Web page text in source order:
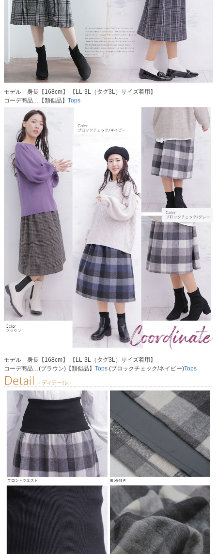
モデル 身長【168cm】 【LL-3L（タグ3L）サイズ着用】
コーデ商品…【類似品】 Tops
モデル 身長【168cm】 【LL-3L（タグ3L）サイズ着用】
コーデ商品…(ブラウン)【類似品】 Tops (ブロックチェック/ネイビー)Tops